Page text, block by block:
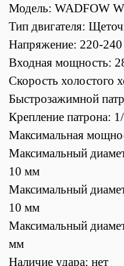
Модель: WADFOW
Тип двигателя:
Напряжение: 220-
Входная мощность:
Скорость холостого
Быстрозажимной
Крепление патрона:
Максимальная
Максимальный
10 мм
Максимальный
10 мм
Максимальный
мм
Наличие удара: нет